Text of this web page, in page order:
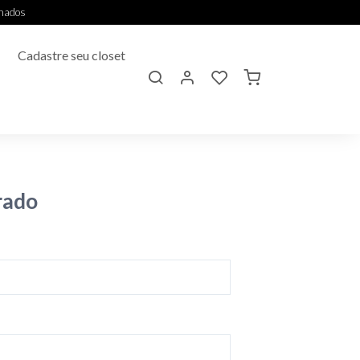
Cadastre seu closet